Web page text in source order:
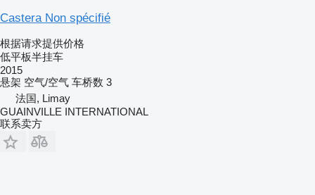
Castera Non spécifié
根据请求提供价格
低平板半挂车
2015
悬架 空气/空气 车桥数 3
法国, Limay
GUAINVILLE INTERNATIONAL
联系卖方